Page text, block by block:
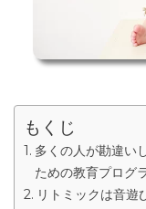
もくじ
多くの人が勘違い
ための教育プログ
リトミックは音遊